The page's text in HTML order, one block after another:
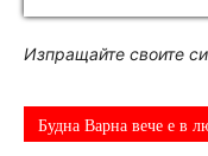
Изпращайте своите
Будна Варна вече е в